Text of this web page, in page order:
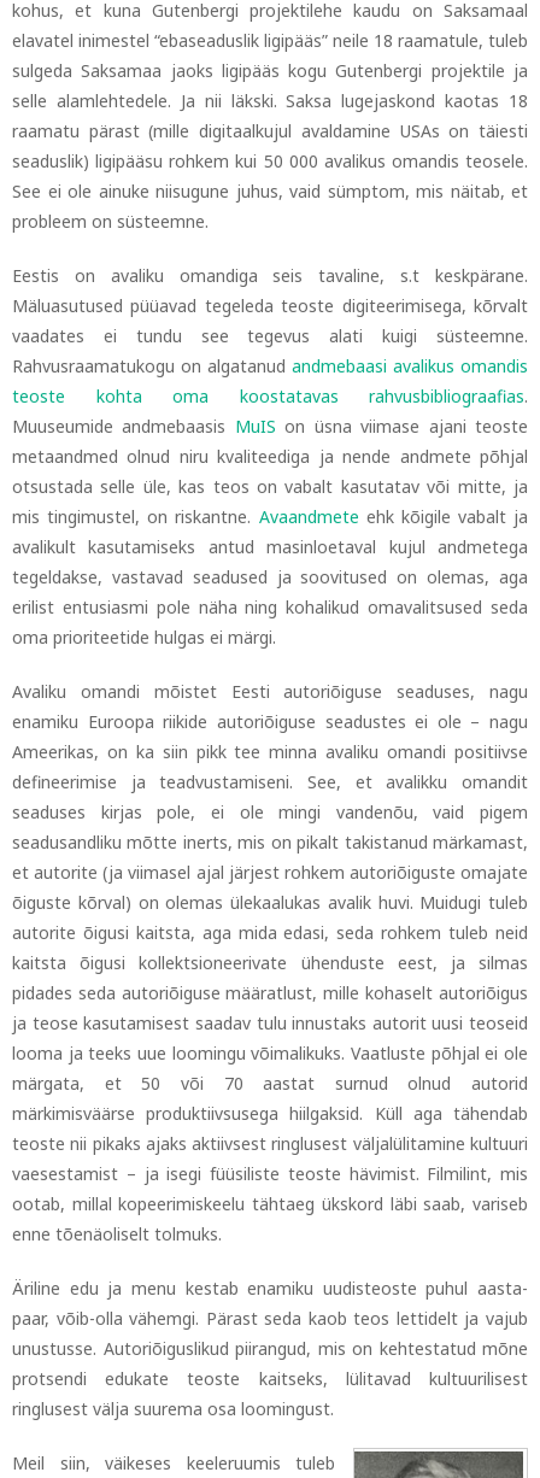
kohus, et kuna Gutenbergi projektilehe kaudu on Saksamaal
elavatel inimestel “ebaseaduslik ligipääs” neile 18 raamatule, tuleb
sulgeda Saksamaa jaoks ligipääs kogu Gutenbergi projektile ja
selle alamlehtedele. Ja nii läkski. Saksa lugejaskond kaotas 18
raamatu pärast (mille digitaalkujul avaldamine USAs on täiesti
seaduslik) ligipääsu rohkem kui 50 000 avalikus omandis teosele.
See ei ole ainuke niisugune juhus, vaid sümptom, mis näitab, et
probleem on süsteemne.
Eestis on avaliku omandiga seis tavaline, s.t keskpärane.
Mäluasutused püüavad tegeleda teoste digiteerimisega, kõrvalt
vaadates ei tundu see tegevus alati kuigi süsteemne.
Rahvusraamatukogu on algatanud andmebaasi avalikus omandis
teoste kohta oma koostatavas rahvusbibliograafias.
Muuseumide andmebaasis MuIS on üsna viimase ajani teoste
metaandmed olnud niru kvaliteediga ja nende andmete põhjal
otsustada selle üle, kas teos on vabalt kasutatav või mitte, ja
mis tingimustel, on riskantne. Avaandmete ehk kõigile vabalt ja
avalikult kasutamiseks antud masinloetaval kujul andmetega
tegeldakse, vastavad seadused ja soovitused on olemas, aga
erilist entusiasmi pole näha ning kohalikud omavalitsused seda
oma prioriteetide hulgas ei märgi.
Avaliku omandi mõistet Eesti autoriõiguse seaduses, nagu
enamiku Euroopa riikide autoriõiguse seadustes ei ole – nagu
Ameerikas, on ka siin pikk tee minna avaliku omandi positiivse
defineerimise ja teadvustamiseni. See, et avalikku omandit
seaduses kirjas pole, ei ole mingi vandenõu, vaid pigem
seadusandliku mõtte inerts, mis on pikalt takistanud märkamast,
et autorite (ja viimasel ajal järjest rohkem autoriõiguste omajate
õiguste kõrval) on olemas ülekaalukas avalik huvi. Muidugi tuleb
autorite õigusi kaitsta, aga mida edasi, seda rohkem tuleb neid
kaitsta õigusi kollektsioneerivate ühenduste eest, ja silmas
pidades seda autoriõiguse määratlust, mille kohaselt autoriõigus
ja teose kasutamisest saadav tulu innustaks autorit uusi teoseid
looma ja teeks uue loomingu võimalikuks. Vaatluste põhjal ei ole
märgata, et 50 või 70 aastat surnud olnud autorid
märkimisväärse produktiivsusega hiilgaksid. Küll aga tähendab
teoste nii pikaks ajaks aktiivsest ringlusest väljalülitamine kultuuri
vaesestamist – ja isegi füüsiliste teoste hävimist. Filmilint, mis
ootab, millal kopeerimiskeelu tähtaeg ükskord läbi saab, variseb
enne tõenäoliselt tolmuks.
Äriline edu ja menu kestab enamiku uudisteoste puhul aasta-
paar, võib-olla vähemgi. Pärast seda kaob teos lettidelt ja vajub
unustusse. Autoriõiguslikud piirangud, mis on kehtestatud mõne
protsendi edukate teoste kaitseks, lülitavad kultuurilisest
ringlusest välja suurema osa loomingust.
Meil siin, väikeses keeleruumis tuleb